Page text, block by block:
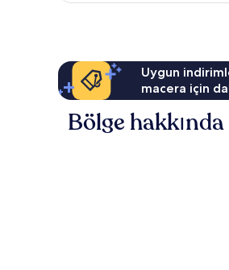
Uygun
macera için
Bölge hakkında